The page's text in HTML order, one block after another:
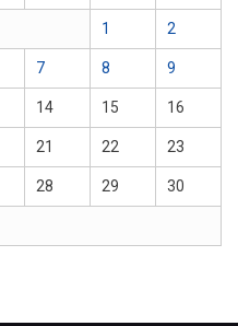
1 2
7 8 9
14 15 16
21 22 23
28 29 30